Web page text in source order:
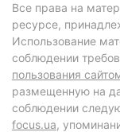
Все права на
ресурсе,
Использование
соблюдении
пользования
размещенную на
соблюдении
focus.ua,